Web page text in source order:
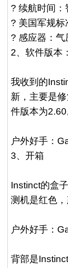
? 续航时间
? 美国军规标
? 感应器：
2、软件版本
我收到的
新，主要是
件版本为2.60
户外好手：
3、开箱
Instinct的盒
测机是红色
户外好手：
背部是